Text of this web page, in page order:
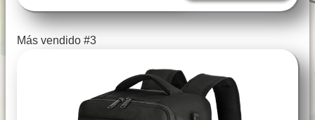
Más vendido #3